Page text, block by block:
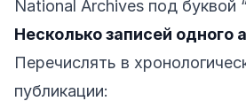
National Archives под буквой
Несколько записей одного
Перечислять в
публикации: